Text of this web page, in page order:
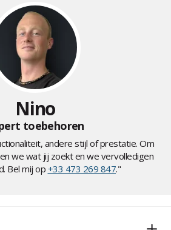
Nino
toebehoren
andere stijl of prestatie. Om
we wat jij zoekt en we vervolledigen
Bel mij op +33 473 269 847."